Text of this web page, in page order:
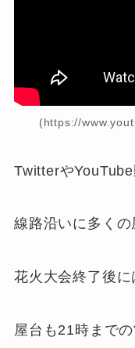
(https://
Twitterや
線路沿いに多くの
花火大会終了後に
屋台も21時まで